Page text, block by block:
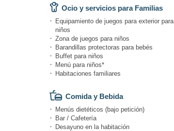
Ocio y servicios para Familias
Equipamiento de juegos para exterior para
niños
Zona de juegos para niños
Barandillas protectoras para bebés
Buffet para niños
Menú para niños*
Habitaciones familiares
Comida y Bebida
Menús dietéticos (bajo petición)
Bar / Cafetería
Desayuno en la habitación